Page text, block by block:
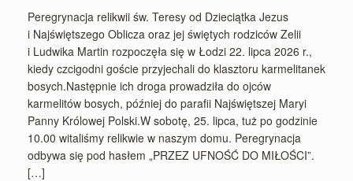
Peregrynacja relikwii św. Teresy od Dzieciątka Jezus
i Najświętszego Oblicza oraz jej świętych rodziców Zelii
i Ludwika Martin rozpoczęła się w Łodzi 22. lipca 2026 r.,
kiedy czcigodni goście przyjechali do klasztoru karmelitanek
bosych.Następnie ich droga prowadziła do ojców
karmelitów bosych, później do parafii Najświętszej Maryi
Panny Królowej Polski.W sobotę, 25. lipca, tuż po godzinie
10.00 witaliśmy relikwie w naszym domu. Peregrynacja
odbywa się pod hasłem „PRZEZ UFNOŚĆ DO MIŁOŚCI”.
[…]